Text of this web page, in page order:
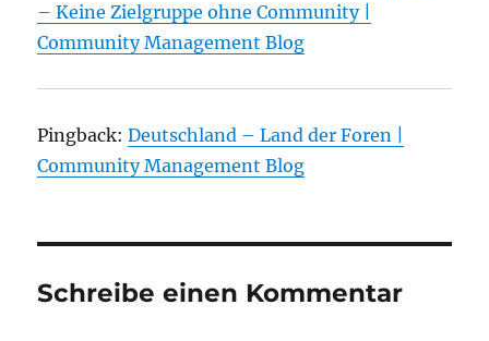
– Keine Zielgruppe ohne Community |
Community Management Blog
Pingback:Deutschland – Land der Foren |
Community Management Blog
Schreibe einen Kommentar